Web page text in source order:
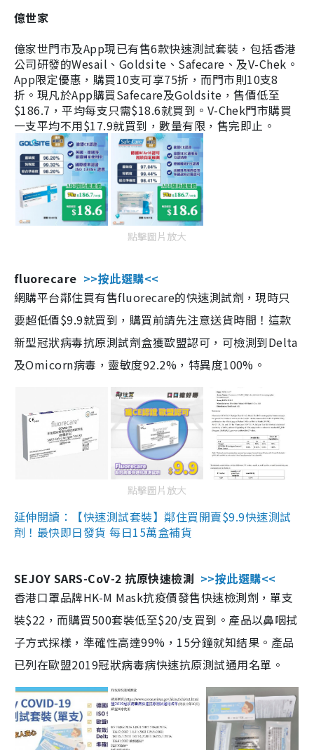
億世家
億家世門市及App現已有售6款快速測試套裝，包括香港
公司研發的Wesail、Goldsite、Safecare、及V-Chek。
App限定優惠，購買10支可享75折，而門市則10支8
折。現凡於App購買Safecare及Goldsite，售價低至
$186.7，平均每支只需$18.6就買到。V-Chek門市購買
一支平均不用$17.9就買到，數量有限，售完即止。
點擊圖片放大
fluorecare >>按此選購<<
網購平台鄰住買有售fluorecare的快速測試劑，現時只
要超低價$9.9就買到，購買前請先注意送貨時間！這款
新型冠狀病毒抗原測試劑盒獲歐盟認可，可檢測到Delta
及Omicorn病毒，靈敏度92.2%，特異度100%。
點擊圖片放大
延伸閱讀：【快速測試套裝】鄰住買開賣$9.9快速測試
劑！最快即日發貨 每日15萬盒補貨
SEJOY SARS-CoV-2 抗原快速檢測 >>按此選購<<
香港口罩品牌HK-M Mask抗疫價發售快速檢測劑，單支
裝$22，而購買500套裝低至$20/支買到。產品以鼻咽拭
子方式採樣，準確性高達99%，15分鐘就知結果。產品
已列在歐盟2019冠狀病毒病快速抗原測試通用名單。